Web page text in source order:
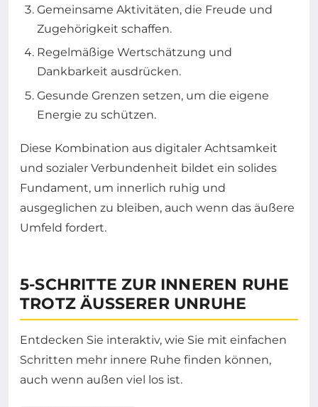
Gemeinsame Aktivitäten, die Freude und
Zugehörigkeit schaffen.
Regelmäßige Wertschätzung und
Dankbarkeit ausdrücken.
Gesunde Grenzen setzen, um die eigene
Energie zu schützen.
Diese Kombination aus digitaler Achtsamkeit
und sozialer Verbundenheit bildet ein solides
Fundament, um innerlich ruhig und
ausgeglichen zu bleiben, auch wenn das äußere
Umfeld fordert.
5-SCHRITTE ZUR INNEREN RUHE
TROTZ ÄUSSERER UNRUHE
Entdecken Sie interaktiv, wie Sie mit einfachen
Schritten mehr innere Ruhe finden können,
auch wenn außen viel los ist.